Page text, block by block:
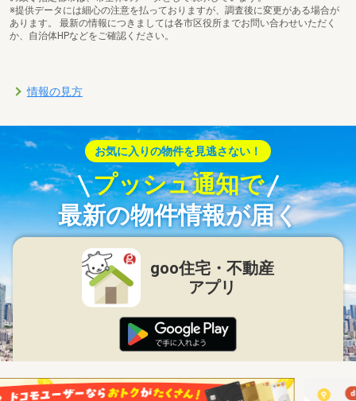
※提供データには細心の注意を払っておりますが、調査後に変更がある場合が
あります。 最新の情報につきましては各市区役所までお問い合わせいただく
か、自治体HPなどをご確認ください。
情報の見方
お気に入りの物件を見逃さない！
プッシュ通知で
最新の物件情報が届く
goo住宅・不動産
アプリ